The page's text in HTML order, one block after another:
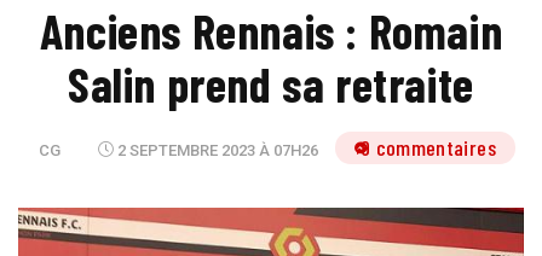
Anciens Rennais : Romain
Salin prend sa retraite
CG 2 SEPTEMBRE 2023 À 07H26 9 commentaires